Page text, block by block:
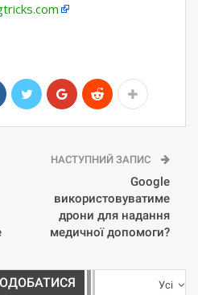
НАСТУПНИЙ ЗАПИС
Google
використовуватиме
дрони для надання
медичної допомоги?
Усі